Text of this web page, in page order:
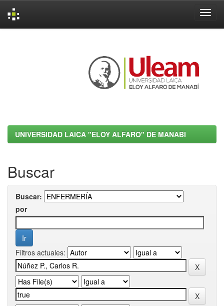
UNIVERSIDAD LAICA "ELOY ALFARO" DE MANABI
Buscar
Buscar:
por
Filtros actuales: